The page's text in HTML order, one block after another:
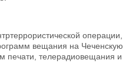
операции,
вещания на Чеченскую
печати, телерадиовещания и